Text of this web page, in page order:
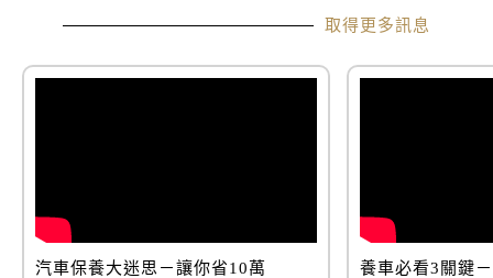
取得更多訊息
汽車保養大迷思－讓你省10萬 養車必看3關鍵